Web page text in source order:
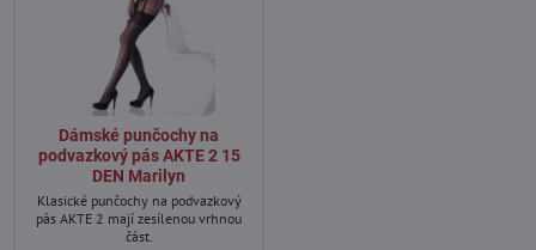
Dámské punčochy na
podvazkový pás AKTE 2 15
DEN Marilyn
Klasické punčochy na podvazkový
pás AKTE 2 mají zesílenou vrhnou
část.